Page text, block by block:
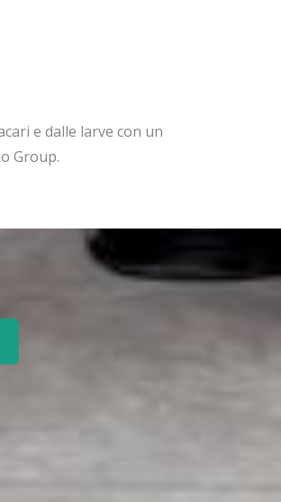
e dalle larve con un
Group.